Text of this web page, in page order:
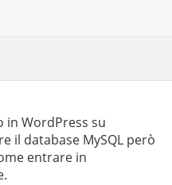
in WordPress su
il database MySQL però
entrare in